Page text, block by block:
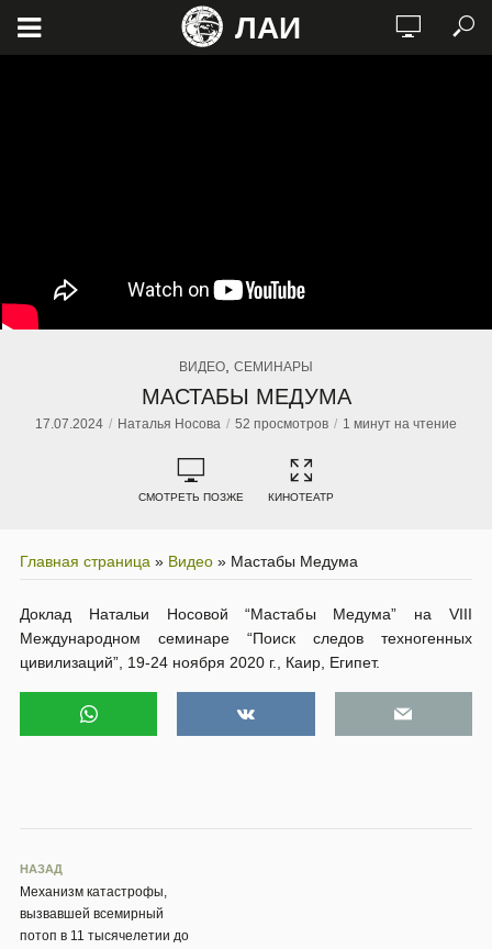
ЛАИ
ВИДЕО СЕМИНАРЫ
МАСТАБЫ МЕДУМА
17.07.2024 Наталья Носова 52 просмотров 1 минут на чтение
СМОТРЕТЬ ПОЗЖЕ КИНОТЕАТР
Главная страница » Видео » Мастабы Медума
Доклад Натальи Носовой “Мастабы Медума” на VIII
Международном семинаре “Поиск следов техногенных
цивилизаций”, 19-24 ноября 2020 г., Каир, Египет.
НАЗАД
Механизм катастрофы,
вызвавшей всемирный
потоп в 11 тысячелетии до